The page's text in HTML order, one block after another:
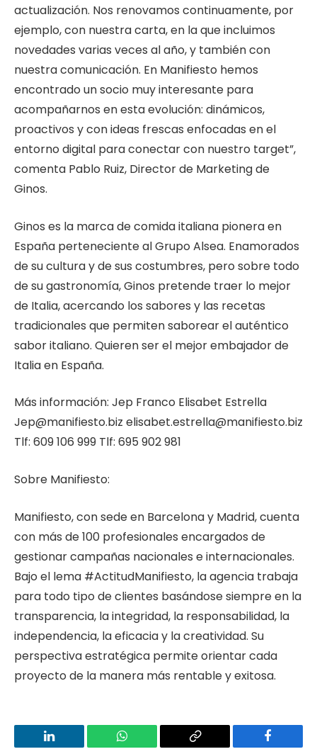
actualización. Nos renovamos continuamente, por
ejemplo, con nuestra carta, en la que incluimos
novedades varias veces al año, y también con
nuestra comunicación. En Manifiesto hemos
encontrado un socio muy interesante para
acompañarnos en esta evolución: dinámicos,
proactivos y con ideas frescas enfocadas en el
entorno digital para conectar con nuestro target”,
comenta Pablo Ruiz, Director de Marketing de
Ginos.
Ginos es la marca de comida italiana pionera en
España perteneciente al Grupo Alsea. Enamorados
de su cultura y de sus costumbres, pero sobre todo
de su gastronomía, Ginos pretende traer lo mejor
de Italia, acercando los sabores y las recetas
tradicionales que permiten saborear el auténtico
sabor italiano. Quieren ser el mejor embajador de
Italia en España.
Más información: Jep Franco Elisabet Estrella
Jep@manifiesto.biz elisabet.estrella@manifiesto.biz
Tlf: 609 106 999 Tlf: 695 902 981
Sobre Manifiesto:
Manifiesto, con sede en Barcelona y Madrid, cuenta
con más de 100 profesionales encargados de
gestionar campañas nacionales e internacionales.
Bajo el lema #ActitudManifiesto, la agencia trabaja
para todo tipo de clientes basándose siempre en la
transparencia, la integridad, la responsabilidad, la
independencia, la eficacia y la creatividad. Su
perspectiva estratégica permite orientar cada
proyecto de la manera más rentable y exitosa.
LinkedIn WhatsApp
Copy
Facebook